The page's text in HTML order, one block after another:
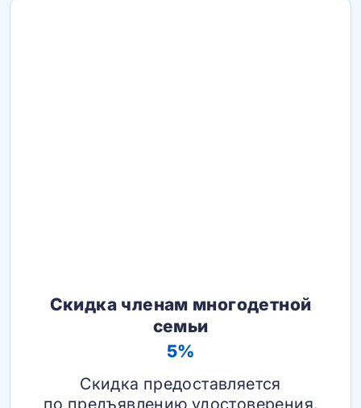
Скидка членам многодетной
семьи
5%
Скидка предоставляется